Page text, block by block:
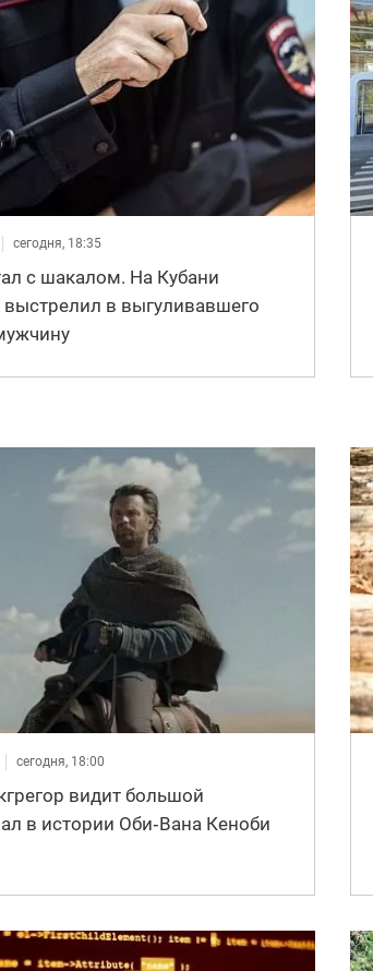
сегодня, 18:35
с шакалом. На Кубани
выстрелил в выгуливавшего
сегодня, 18:00
видит большой
в истории Оби‑Вана Кеноби